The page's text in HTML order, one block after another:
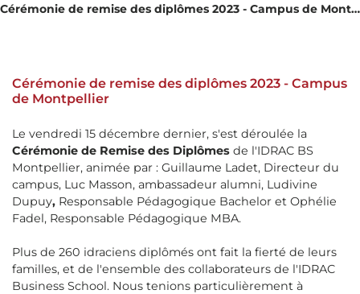
Cérémonie de remise des diplômes 2023 - Campus de Montpellier
Cérémonie de remise des diplômes 2023 - Campus
de Montpellier
Le vendredi 15 décembre dernier, s'est déroulée la
Cérémonie de Remise des Diplômes de l'IDRAC BS
Montpellier, animée par : Guillaume Ladet, Directeur du
campus, Luc Masson, ambassadeur alumni, Ludivine
Dupuy, Responsable Pédagogique Bachelor et Ophélie
Fadel, Responsable Pédagogique MBA.
Plus de 260 idraciens diplômés ont fait la fierté de leurs
familles, et de l'ensemble des collaborateurs de l'IDRAC
Business School. Nous tenions particulièrement à